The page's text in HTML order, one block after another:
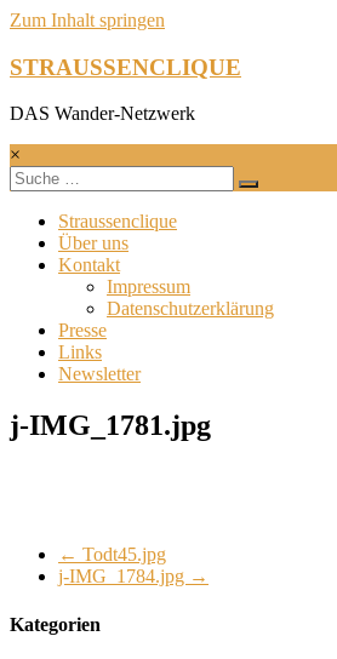
Zum Inhalt springen
STRAUSSENCLIQUE
DAS Wander-Netzwerk
×
Straussenclique
Über uns
Kontakt
Impressum
Datenschutzerklärung
Presse
Links
Newsletter
j-IMG_1781.jpg
← Todt45.jpg
j-IMG_1784.jpg →
Kategorien